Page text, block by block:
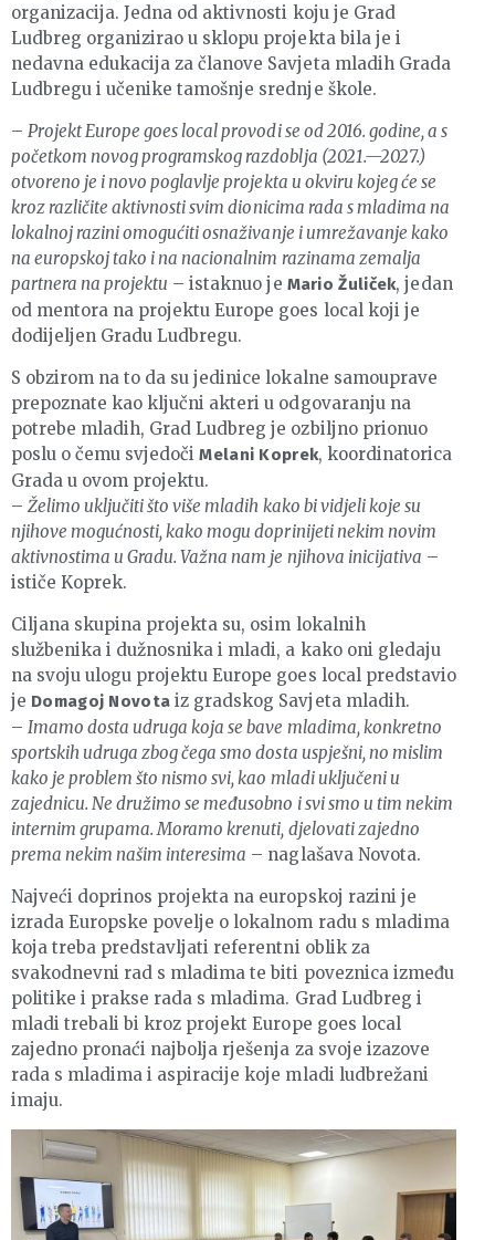
organizacija. Jedna od aktivnosti koju je Grad
Ludbreg organizirao u sklopu projekta bila je i
nedavna edukacija za članove Savjeta mladih Grada
Ludbregu i učenike tamošnje srednje škole.
–Projekt Europe goes local provodi se od 2016. godine, a s
početkom novog programskog razdoblja (2021.—2027.)
otvoreno je i novo poglavlje projekta u okviru kojeg će se
kroz različite aktivnosti svim dionicima rada s mladima na
lokalnoj razini omogućiti osnaživanje i umrežavanje kako
na europskoj tako i na nacionalnim razinama zemalja
partnera na projektu – istaknuo je Mario Žuliček, jedan
od mentora na projektu Europe goes local koji je
dodijeljen Gradu Ludbregu.
S obzirom na to da su jedinice lokalne samouprave
prepoznate kao ključni akteri u odgovaranju na
potrebe mladih, Grad Ludbreg je ozbiljno prionuo
poslu o čemu svjedočiMelani Koprek, koordinatorica
Grada u ovom projektu.
–Želimo uključiti što više mladih kako bi vidjeli koje su
njihove mogućnosti, kako mogu doprinijeti nekim novim
aktivnostima u Gradu. Važna nam je njihova inicijativa –
ističe Koprek.
Ciljana skupina projekta su, osim lokalnih
službenika i dužnosnika i mladi, a kako oni gledaju
na svoju ulogu projektu Europe goes local predstavio
je Domagoj Novota iz gradskog Savjeta mladih.
–Imamo dosta udruga koja se bave mladima, konkretno
sportskih udruga zbog čega smo dosta uspješni, no mislim
kako je problem što nismo svi, kao mladi uključeni u
zajednicu. Ne družimo se međusobno i svi smo u tim nekim
internim grupama. Moramo krenuti, djelovati zajedno
prema nekim našim interesima – naglašava Novota.
Najveći doprinos projekta na europskoj razini je
izrada Europske povelje o lokalnom radu s mladima
koja treba predstavljati referentni oblik za
svakodnevni rad s mladima te biti poveznica između
politike i prakse rada s mladima. Grad Ludbreg i
mladi trebali bi kroz projekt Europe goes local
zajedno pronaći najbolja rješenja za svoje izazove
rada s mladima i aspiracije koje mladi ludbrežani
imaju.